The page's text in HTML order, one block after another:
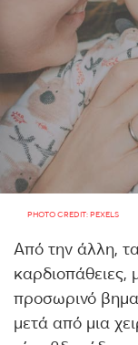
PHOTO CREDIT: PEXELS
Από την άλλη,
καρδιοπάθειες,
προσωρινό
μετά από μια